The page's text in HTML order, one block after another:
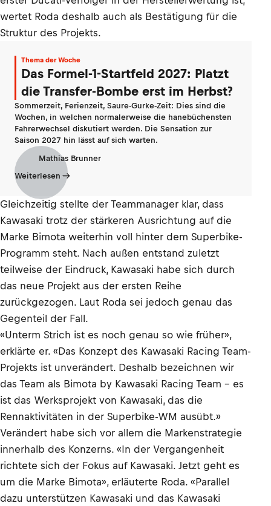
wertet Roda deshalb auch als Bestätigung für die
Struktur des Projekts.
Thema der Woche
Das Formel-1-Startfeld 2027: Platzt
die Transfer-Bombe erst im Herbst?
Sommerzeit, Ferienzeit, Saure-Gurke-Zeit: Dies sind die
Wochen, in welchen normalerweise die hanebüchensten
Fahrerwechsel diskutiert werden. Die Sensation zur
Saison 2027 hin lässt auf sich warten.
Mathias Brunner
Weiterlesen
Gleichzeitig stellte der Teammanager klar, dass
Kawasaki trotz der stärkeren Ausrichtung auf die
Marke Bimota weiterhin voll hinter dem Superbike-
Programm steht. Nach außen entstand zuletzt
teilweise der Eindruck, Kawasaki habe sich durch
das neue Projekt aus der ersten Reihe
zurückgezogen. Laut Roda sei jedoch genau das
Gegenteil der Fall.
«Unterm Strich ist es noch genau so wie früher»,
erklärte er. «Das Konzept des Kawasaki Racing Team-
Projekts ist unverändert. Deshalb bezeichnen wir
das Team als Bimota by Kawasaki Racing Team – es
ist das Werksprojekt von Kawasaki, das die
Rennaktivitäten in der Superbike-WM ausübt.»
Verändert habe sich vor allem die Markenstrategie
innerhalb des Konzerns. «In der Vergangenheit
richtete sich der Fokus auf Kawasaki. Jetzt geht es
um die Marke Bimota», erläuterte Roda. «Parallel
dazu unterstützen Kawasaki und das Kawasaki